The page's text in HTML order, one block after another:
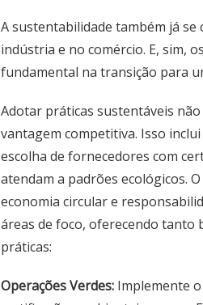
A sustentabilidade também já
indústria e no comércio. E, sim,
fundamental na transição para
Adotar práticas sustentáveis
vantagem competitiva. Isso
escolha de fornecedores com
atendam a padrões ecológicos.
economia circular e
áreas de foco, oferecendo tanto
práticas:
Operações Verdes:Implemente o